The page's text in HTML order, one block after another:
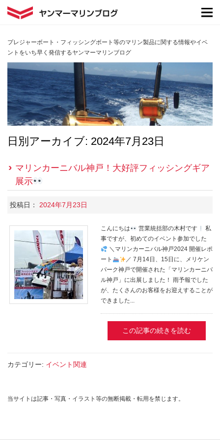
プレジャーボート・フィッシングボート等のマリン製品に関する情報やイベ
ントをいち早く発信するヤンマーマリンブログ
日別アーカイブ: 2024年7月23日
マリンカーニバル神戸！大好評フィッシングギア
展示
投稿日： 2024年7月23日
こんにちは 営業統括部の木村です
私
事ですが、初めてのイベント参加でした
＼マリンカーニバル神戸2024 開催レポ
ート
／ 7月14日、15日に、メリケン
パーク神戸で開催された「マリンカーニバ
ル神戸」に出展しました！ 雨予報でした
が、たくさんのお客様をお迎えすることが
できました...
この記事の続きを読む
カテゴリー: イベント関連
当サイトは記事・写真・イラスト等の無断掲載・転用を禁じます。